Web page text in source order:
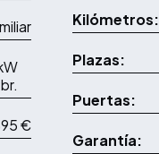
16.895 €
Kilómetros:
Plazas:
Puertas:
Garantía: